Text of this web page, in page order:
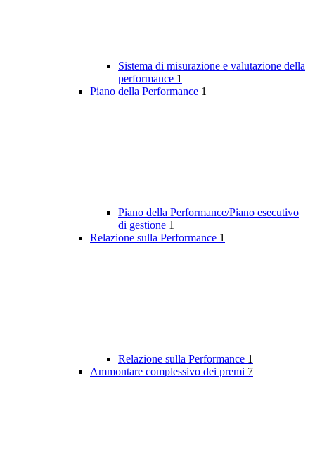
Sistema di misurazione e valutazione della
performance 1
Piano della Performance 1
Piano della Performance/Piano esecutivo
di gestione 1
Relazione sulla Performance 1
Relazione sulla Performance 1
Ammontare complessivo dei premi 7